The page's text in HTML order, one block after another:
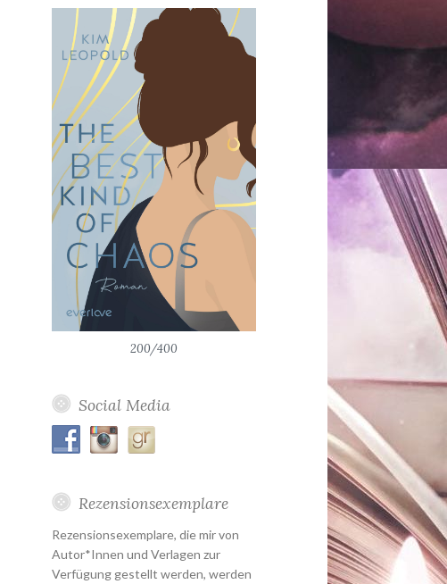
200/400
Social Media
Rezensionsexemplare
Rezensionsexemplare, die mir von
Autor*Innen und Verlagen zur
Verfügung gestellt werden, werden